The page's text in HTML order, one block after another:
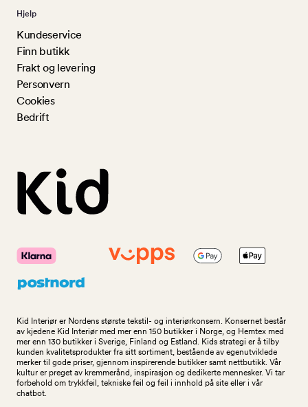
Hjelp
Kundeservice
Finn butikk
Frakt og levering
Personvern
Cookies
Bedrift
Kid Interiør er Nordens største tekstil- og interiørkonsern. Konsernet består
av kjedene Kid Interiør med mer enn 150 butikker i Norge, og Hemtex med
mer enn 130 butikker i Sverige, Finland og Estland. Kids strategi er å tilby
kunden kvalitetsprodukter fra sitt sortiment, bestående av egenutviklede
merker til gode priser, gjennom inspirerende butikker samt nettbutikk. Vår
kultur er preget av kremmerånd, inspirasjon og dedikerte mennesker. Vi tar
forbehold om trykkfeil, tekniske feil og feil i innhold på site eller i vår
chatbot.